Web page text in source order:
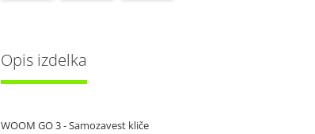
Opis izdelka
WOOM GO 3 - Samozavest kliče